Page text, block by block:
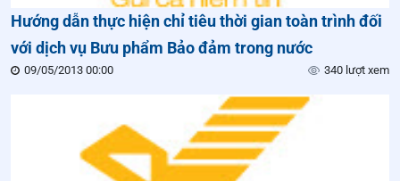
Hướng dẫn thực hiện chỉ tiêu thời gian toàn trình đối
với dịch vụ Bưu phẩm Bảo đảm trong nước
09/05/2013 00:00 340 lượt xem